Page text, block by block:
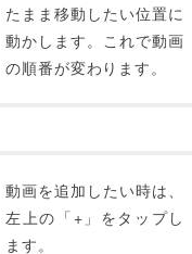
たまま移動したい位置に
動かします。これで動画
の順番が変わります。
動画を追加したい時は、
左上の「+」をタップし
ます。